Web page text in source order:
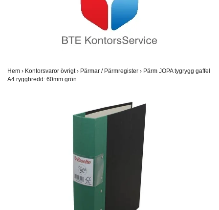
Hem › Kontorsvaror övrigt› Pärmar / Pärmregister › Pärm JOPA tygrygg gaffel
A4 ryggbredd: 60mm grön